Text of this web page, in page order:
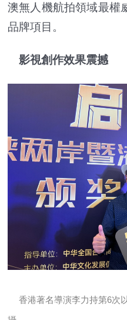
澳無人機航拍領域最權
品牌項目。
影視創作效果震撼
香港著名導演李力持第6次